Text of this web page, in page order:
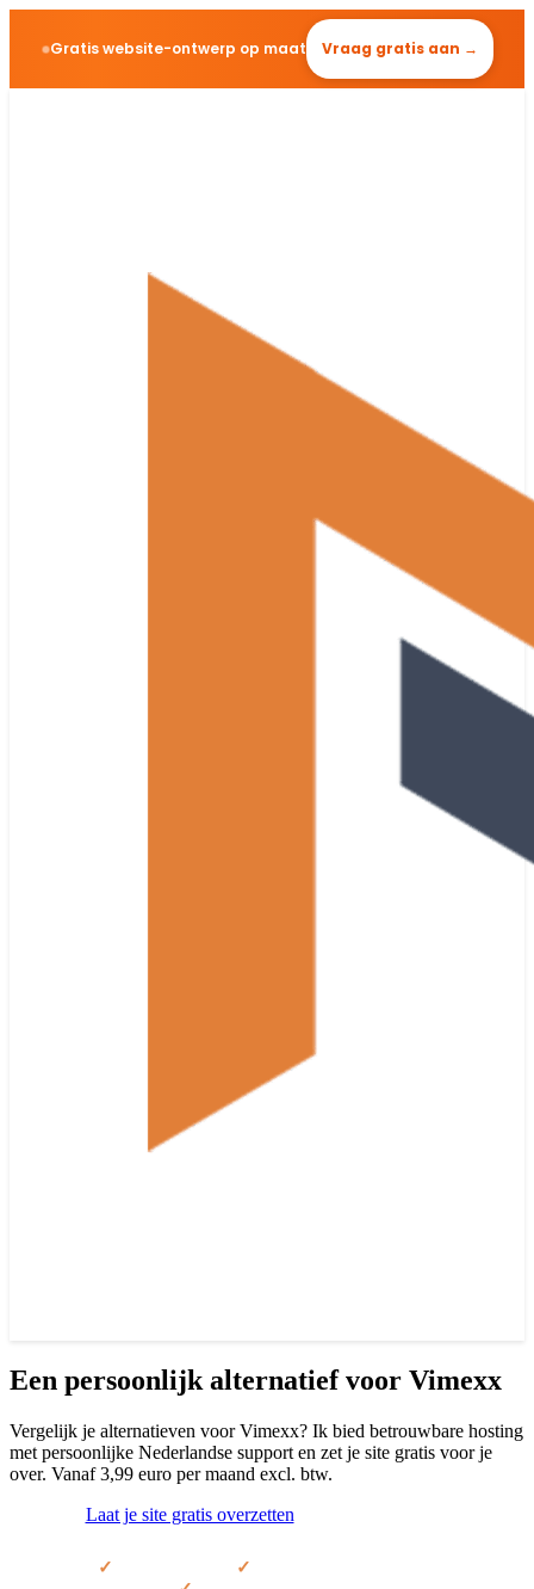
Gratis website-ontwerp op maat Vraag gratis aan →
Een persoonlijk alternatief voor Vimexx
Vergelijk je alternatieven voor Vimexx? Ik bied betrouwbare hosting
met persoonlijke Nederlandse support en zet je site gratis voor je
over. Vanaf 3,99 euro per maand excl. btw.
Laat je site gratis overzetten